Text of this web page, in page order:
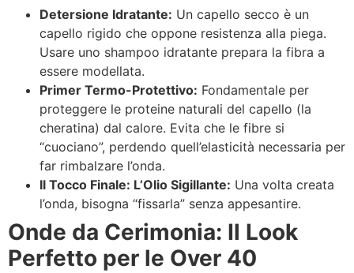
Detersione Idratante: Un capello secco è un
capello rigido che oppone resistenza alla piega.
Usare uno shampoo idratante prepara la fibra a
essere modellata.
Primer Termo-Protettivo: Fondamentale per
proteggere le proteine naturali del capello (la
cheratina) dal calore. Evita che le fibre si
“cuociano”, perdendo quell’elasticità necessaria per
far rimbalzare l’onda.
Il Tocco Finale: L’Olio Sigillante: Una volta creata
l’onda, bisogna “fissarla” senza appesantire.
Onde da Cerimonia: Il Look
Perfetto per le Over 40